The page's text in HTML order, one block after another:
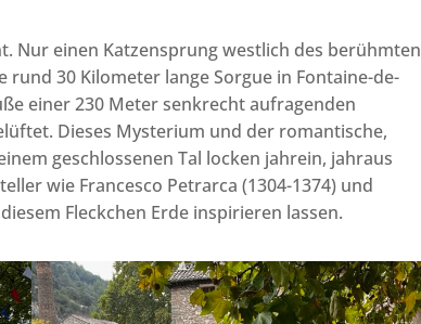
Nur einen Katzensprung westlich des berühmten
30 Kilometer lange Sorgue in Fontaine-de-
einer 230 Meter senkrecht aufragenden
Dieses Mysterium und der romantische,
geschlossenen Tal locken jahrein, jahraus
wie Francesco Petrarca (1304-1374) und
Fleckchen Erde inspirieren lassen.